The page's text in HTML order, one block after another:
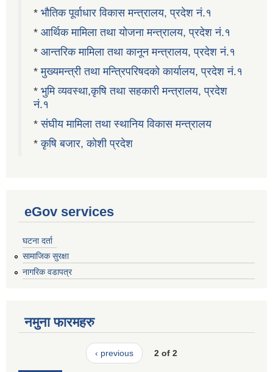
* भौतिक पूर्वाधार विकास मन्त्रालय, प्रदेश नं.१
* आर्थिक मामिला तथा योजना मन्त्रालय, प्रदेश नं.१
* आन्तरिक मामिला तथा कानून मन्त्रालय, प्रदेश नं.१
*मुख्यमन्त्री तथा मन्त्रिपरिषदको कार्यालय, प्रदेश नं.१
* भुमि व्यवस्था,कृषि तथा सहकारी मन्त्रालय, प्रदेश
नं.१
*संघीय मामिला तथा स्थानिय विकास मन्त्रालय
*कृषि बजार, कोशी प्रदेश
eGov services
घटना दर्ता
सामाजिक सुरक्षा
नागरिक वडापत्र
नमुना फारमहरु
‹ previous 2 of 2